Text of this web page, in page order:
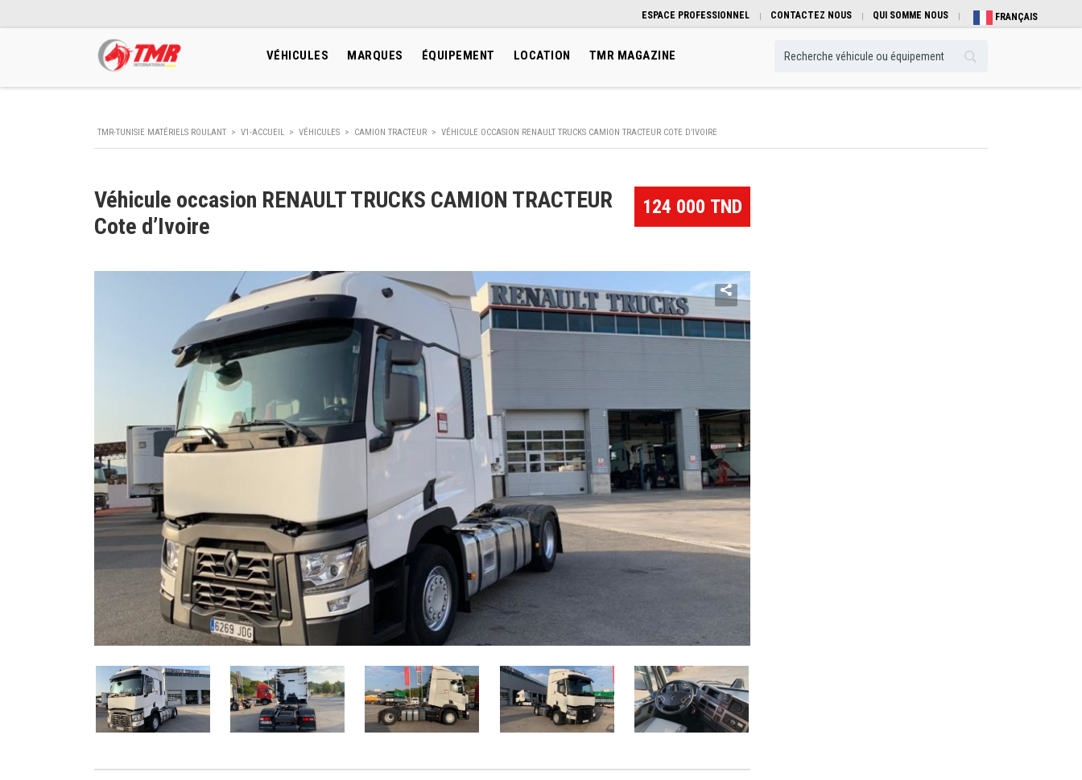
ESPACE PROFESSIONNEL CONTACTEZ NOUS QUI SOMME NOUS FRANÇAIS
VÉHICULES MARQUES ÉQUIPEMENT LOCATION TMR MAGAZINE
TMR-TUNISIE MATÉRIELS ROULANT > V1-ACCUEIL > VÉHICULES > CAMION TRACTEUR > VÉHICULE OCCASION RENAULT TRUCKS CAMION TRACTEUR COTE D’IVOIRE
124 000 TND
Véhicule occasion RENAULT TRUCKS CAMION TRACTEUR
Cote d’Ivoire